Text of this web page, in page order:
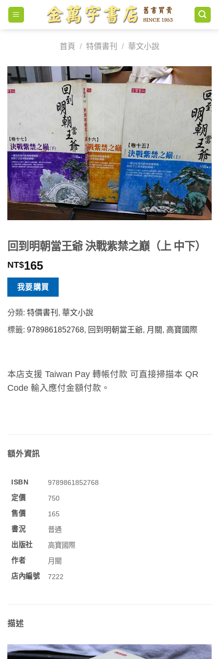
Skip
content
首頁
/ 特價書刊 / 華文小說
回到明朝當王爺 決戰紫禁之巔（上 中下）
NT$165
我要購買
分類: 特價書刊 , 華文小說
標籤: 9789861852768, 回到明朝當王爺, 月關, 高寶國際
本店支援 Taiwan Pay 轉帳付款 可直接掃描本 QR
Code 輸入應付金額付款。
額外資訊
ISBN
9789861852768
定價
750
售價
165
書況
普通
出版社
高寶國際
作者
月關
店內編號
7222
描述